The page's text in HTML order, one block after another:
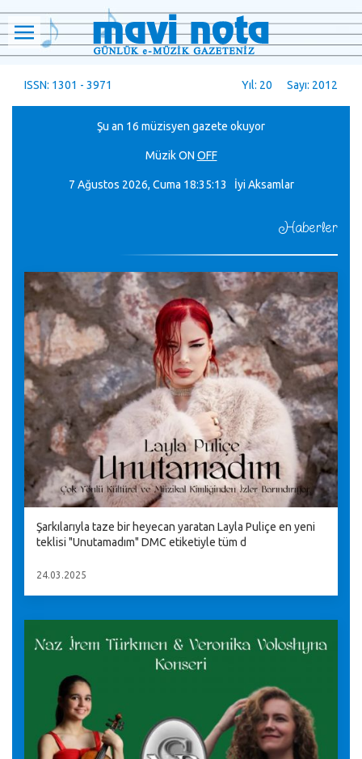
ISSN: 1301 - 3971 Yıl: 20 Sayı: 2012
Şu an 16 müzisyen gazete okuyor
MüzikON OFF
7 Ağustos 2026, Cuma 18:35:14 İyi Aksamlar
Haberler
Şarkılarıyla taze bir heyecan yaratan Layla Puliçe en yeni
teklisi "Unutamadım" DMC etiketiyle tüm d
24.03.2025